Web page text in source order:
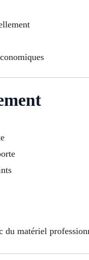
du matériel